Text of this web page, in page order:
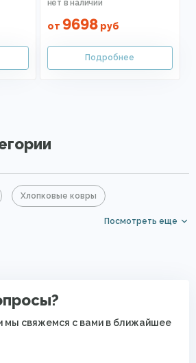
от 9698руб
Хлопковые ковры
Ковры в прихожую
Посмотреть еще
мы свяжемся с вами в ближайшее